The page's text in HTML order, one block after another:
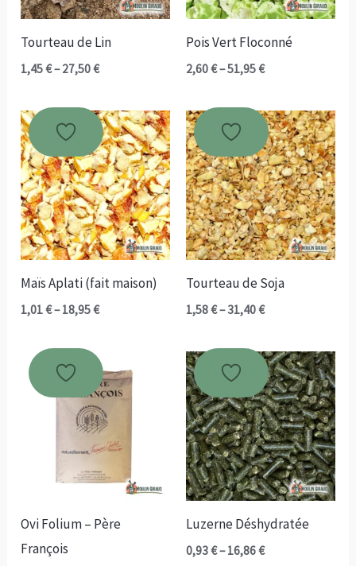
Tourteau de Lin
1,45€–27,50€
Plage
1,45 €
à
27,50 €
Pois Vert Floconné
2,60€–51,95€
Plage
2,60 €
à
51,95 €
Maïs Aplati (fait maison)
1,01€–18,95€
Plage
1,01 €
18,95 €
Tourteau de Soja
1,58€–31,40€
Plage
1,58 €
à
31,40 €
Ovi Folium – Père
François
Luzerne Déshydratée
0,93€–16,86€
Plage